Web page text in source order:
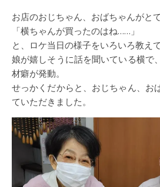
お店のおじちゃん、おばちゃんがと
「横ちゃんが買ったのはね……」
と、ロケ当日の様子をいろいろ教え
娘が嬉しそうに話を聞いている横で
材癖が発動。
せっかくだからと、おじちゃん、お
ていただきました。